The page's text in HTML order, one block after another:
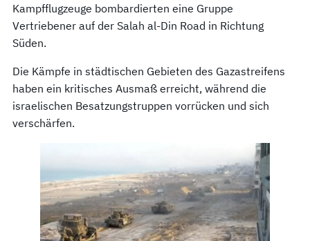
Kampfflugzeuge bombardierten eine Gruppe
Vertriebener auf der Salah al-Din Road in Richtung
Süden.
Die Kämpfe in städtischen Gebieten des Gazastreifens
haben ein kritisches Ausmaß erreicht, während die
israelischen Besatzungstruppen vorrücken und sich
verschärfen.